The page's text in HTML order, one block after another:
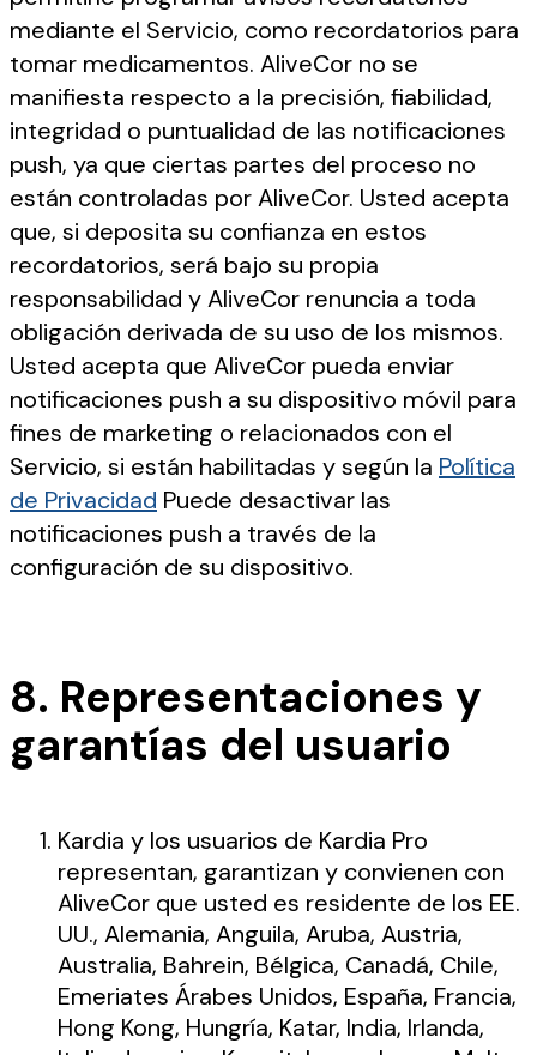
mediante el Servicio, como recordatorios para
tomar medicamentos. AliveCor no se
manifiesta respecto a la precisión, fiabilidad,
integridad o puntualidad de las notificaciones
push, ya que ciertas partes del proceso no
están controladas por AliveCor. Usted acepta
que, si deposita su confianza en estos
recordatorios, será bajo su propia
responsabilidad y AliveCor renuncia a toda
obligación derivada de su uso de los mismos.
Usted acepta que AliveCor pueda enviar
notificaciones push a su dispositivo móvil para
fines de marketing o relacionados con el
Servicio, si están habilitadas y según la Política
de Privacidad Puede desactivar las
notificaciones push a través de la
configuración de su dispositivo.
8. Representaciones y
garantías del usuario
Kardia y los usuarios de Kardia Pro
representan, garantizan y convienen con
AliveCor que usted es residente de los EE.
UU., Alemania, Anguila, Aruba, Austria,
Australia, Bahrein, Bélgica, Canadá, Chile,
Emeriates Árabes Unidos, España, Francia,
Hong Kong, Hungría, Katar, India, Irlanda,